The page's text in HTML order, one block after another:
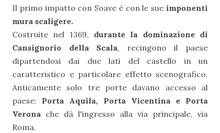
Il primo impatto con Soave è con le sue imponenti
mura scaligere.
Costruite nel 1369, durante la dominazione di
Cansignorio della Scala, recingono il paese
dipartendosi dai due lati del castello in un
caratteristico e particolare effetto scenografico.
Anticamente solo tre porte davano accesso al
paese: Porta Aquila, Porta Vicentina e Porta
Verona che dà l'ingresso alla via principale, via
Roma.